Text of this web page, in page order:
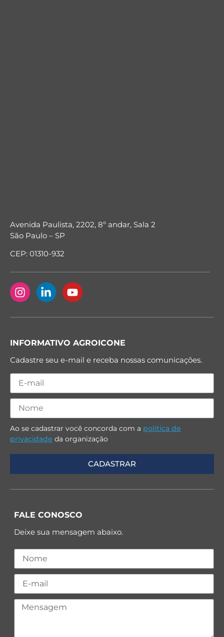
Avenida Paulista, 2202, 8º andar, Sala 2
São Paulo – SP
CEP: 01310-932
INFORMATIVO AGROICONE
Cadastre seu e-mail e receba nossas comunicações.
Ao se cadastrar você concorda com a política de
privacidade da organização
FALE CONOSCO
Deixe sua mensagem abaixo.